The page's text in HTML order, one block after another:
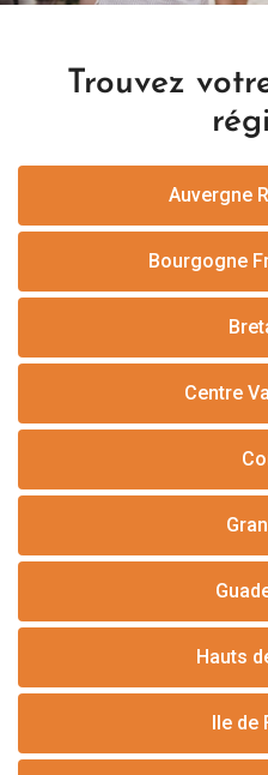
Trouvez
Auvergne
Bourgogne
Centre
Hauts
Ile de